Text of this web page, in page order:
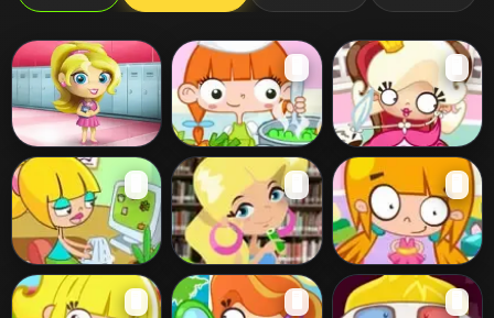
Slacking School Cooking Slacking Princess Slacking
Office Slacking 9 Library Slacking Cleaning
Slacking